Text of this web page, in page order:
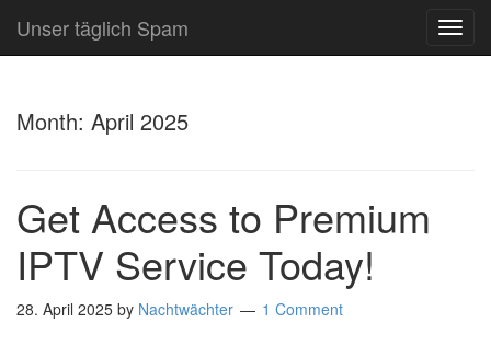
Unser täglich Spam
Month: April 2025
Get Access to Premium
IPTV Service Today!
28. April 2025 by Nachtwächter 1 Comment